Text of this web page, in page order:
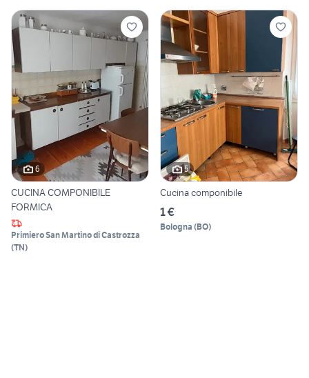
6
CUCINA COMPONIBILE
FORMICA
Primiero San Martino di Castrozza
(TN)
5
Cucina componibile
1 €
Bologna (BO)